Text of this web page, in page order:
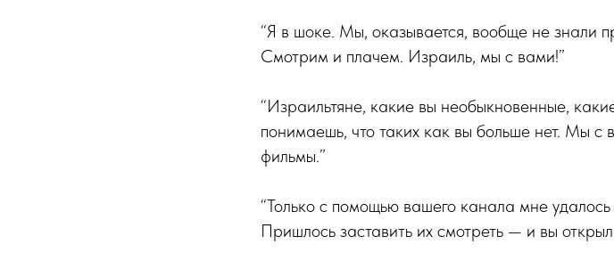
“Я в шоке. Мы, оказывается, вообще не знали
Смотрим и плачем. Израиль, мы с вами!”
“Израильтяне, какие вы необыкновенные,
понимаешь, что таких как вы больше нет. Мы
фильмы.”
“Только с помощью вашего канала мне
Пришлось заставить их смотреть — и вы